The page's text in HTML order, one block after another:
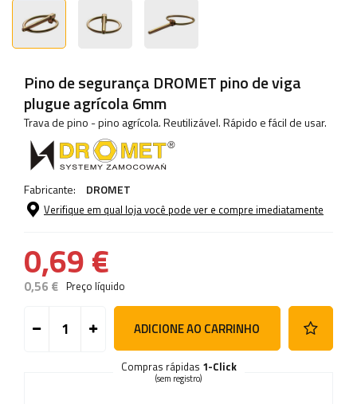
Pino de segurança DROMET pino de viga
plugue agrícola 6mm
Trava de pino - pino agrícola. Reutilizável. Rápido e fácil de usar.
Fabricante: DROMET
Verifique em qual loja você pode ver e compre imediatamente
0,69 €
0,56 € Preço líquido
ADICIONE AO CARRINHO
Compras rápidas 1-Click
(sem registro)